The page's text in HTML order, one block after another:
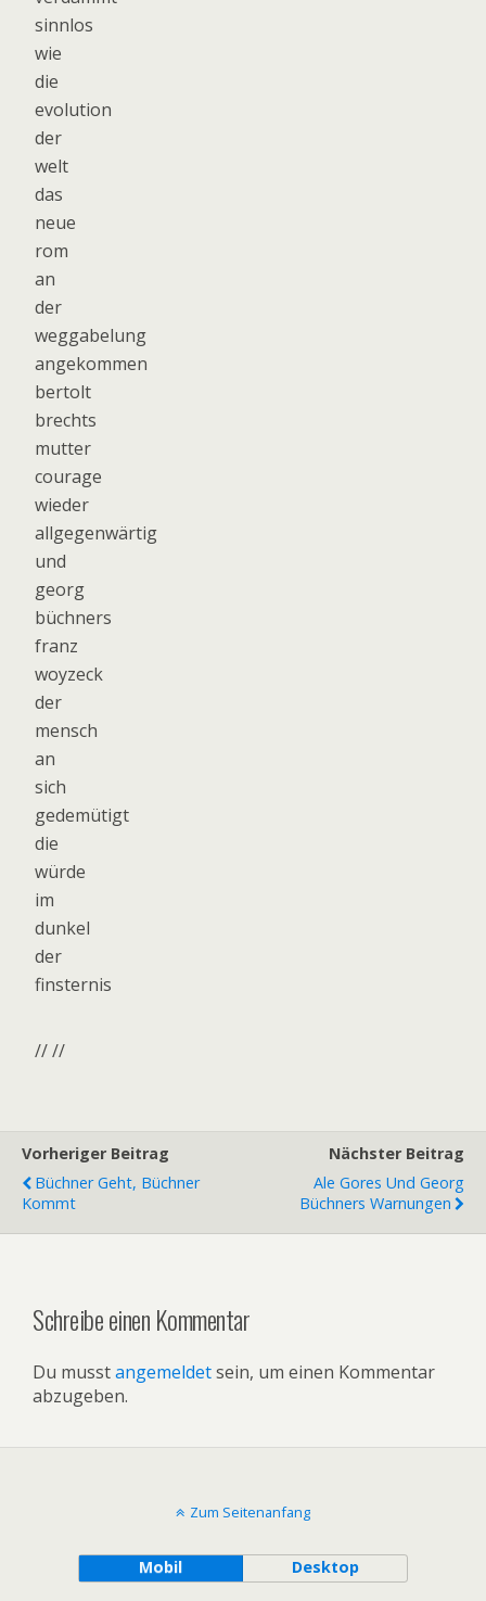
sinnlos
wie
die
evolution
der
welt
das
neue
rom
an
der
weggabelung
angekommen
bertolt
brechts
mutter
courage
wieder
allgegenwärtig
und
georg
büchners
franz
woyzeck
der
mensch
an
sich
gedemütigt
die
würde
im
dunkel
der
finsternis
// //
Vorheriger Beitrag
Büchner Geht, Büchner
Kommt
Nächster Beitrag
Ale Gores Und Georg
Büchners Warnungen
Schreibe einen Kommentar
Du musstangemeldetsein, um einen Kommentar
abzugeben.
Zum Seitenanfang
Mobil Desktop